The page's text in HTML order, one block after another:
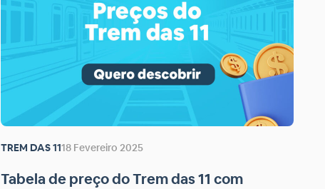
TREM DAS 1118 Fevereiro 2025
Tabela de preço do Trem das 11 com